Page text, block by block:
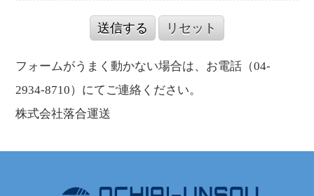
お客様情報の入力にあたっては、項目ごとにご記入を拒否するこ
とができます。ただし取引に必要な情報をご入力いただけなかった
で、あらかじめご了承ください。
３．個人情報の第三者提供
お客様の個人情報は、以下に示すいずれかに該当する場合を除
て、ご本人の同意を得ることが困難であるとき。
送信する リセット
フォームがうまく動かない場合は、お電話（04-
2934-8710）にてご連絡ください。
株式会社落合運送